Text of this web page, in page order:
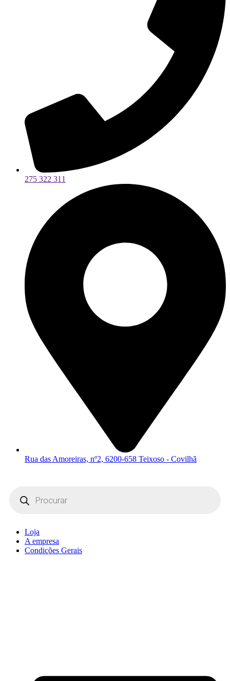
275 322 311
Rua das Amoreiras, nº2, 6200-658 Teixoso - Covilhã
search
Loja
A empresa
Condições Gerais